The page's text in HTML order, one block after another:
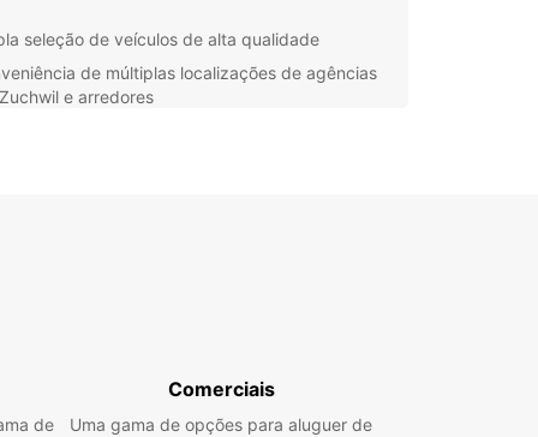
seleção de veículos de alta qualidade
de múltiplas localizações de agências
e arredores
contato conosco para reservar o seu veículo
de
Comerciais
Uma gama de opções para aluguer de